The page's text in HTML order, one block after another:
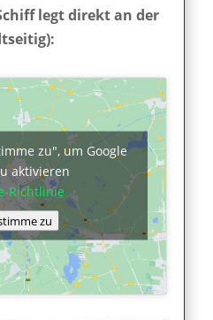
legt direkt an der
zu", um Google
aktivieren
Richtlinie
zu